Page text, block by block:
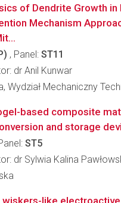
of Dendrite Growth in
Mechanism
, Panel: ST11
dr Anil Kunwar
Wydział Mechaniczny
based composite
and storage
ST5
dr Sylwia Kalina
wiskers-like